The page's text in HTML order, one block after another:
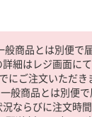
般商品とは別便で
詳細はレジ画面に
にご注文いただき
般商品とは別便
ならびに注文時